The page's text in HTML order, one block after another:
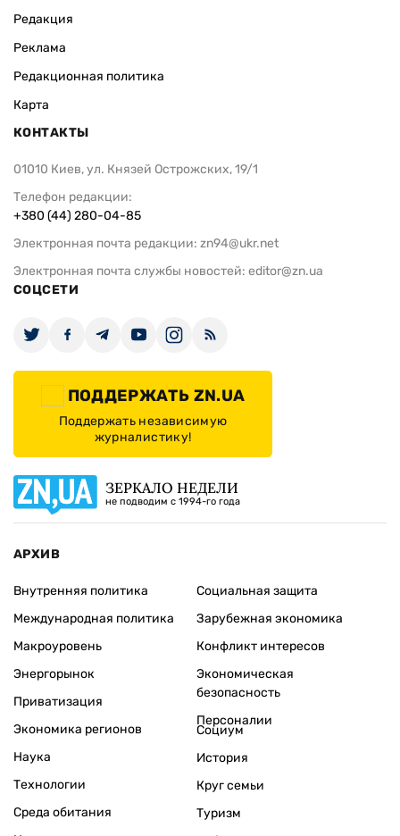
Редакция
Реклама
Редакционная политика
Карта
КОНТАКТЫ
01010 Киев, ул. Князей Острожских, 19/1
Телефон редакции:
+380 (44) 280-04-85
Электронная почта редакции: zn94@ukr.net
Электронная почта службы новостей: editor@zn.ua
СОЦСЕТИ
ПОДДЕРЖАТЬ ZN.UA
Поддержать независимую
журналистику!
ЗЕРКАЛО НЕДЕЛИ
не подводим с 1994-го года
АРХИВ
Внутренняя политика
Международная политика
Макроуровень
Энергорынок
Приватизация
Экономика регионов
Социальная защита
Зарубежная экономика
Конфликт интересов
Экономическая
безопасность
Персоналии
Наука
Технологии
Среда обитания
Социум
История
Круг семьи
Туризм